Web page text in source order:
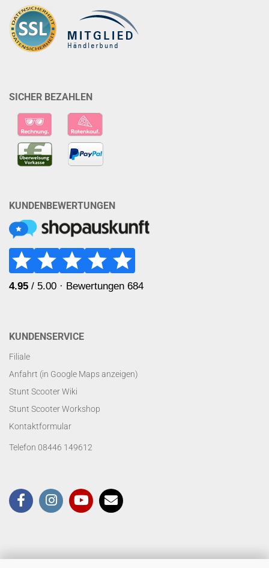
SICHER BEZAHLEN
KUNDENBEWERTUNGEN
KUNDENSERVICE
Filiale
Anfahrt (in Google Maps anzeigen)
Stunt Scooter Wiki
Stunt Scooter Workshop
Kontaktformular
Telefon 08446 149612